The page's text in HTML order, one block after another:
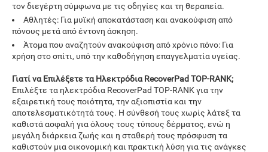
τον διεγέρτη σύμφωνα με τις οδηγίες και τη θεραπεία.
Αθλητές: Για μυϊκή αποκατάσταση και ανακούφιση από
πόνους μετά από έντονη άσκηση.
Άτομα που αναζητούν ανακούφιση από χρόνιο πόνο: Για
χρήση στο σπίτι, υπό την καθοδήγηση επαγγελματία υγείας.
Γιατί να Επιλέξετε τα Ηλεκτρόδια RecoverPad TOP-RANK;
Επιλέξτε τα ηλεκτρόδια RecoverPad TOP-RANK για την
εξαιρετική τους ποιότητα, την αξιοπιστία και την
αποτελεσματικότητά τους. Η σύνθεσή τους χωρίς λάτεξ τα
καθιστά ασφαλή για όλους τους τύπους δέρματος, ενώ η
μεγάλη διάρκεια ζωής και η σταθερή τους πρόσφυση τα
καθιστούν μια οικονομική και πρακτική λύση για τις ανάγκες